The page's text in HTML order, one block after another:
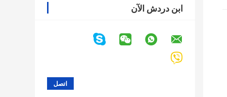
ابن دردش الآن